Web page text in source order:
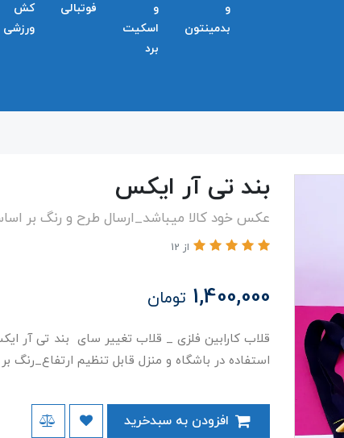
و
بدمينتون
و
اسکیت
برد
فوتبالی
کش
ورزشی
بند تی آر ایکس
عکس خود کالا میباشد_ارسال طرح و رنگ بر
از 12
1,400,000 تومان
قلاب کارابین فلزی _ قلاب تغییر سای بند تی آر
استفاده در باشگاه و منزل قابل تنظیم